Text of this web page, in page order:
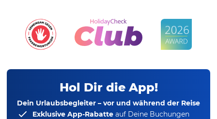
Hol Dir die App!
Dein Urlaubsbegleiter – vor und während der Reise
Exklusive App-Rabatte auf Deine Buchungen